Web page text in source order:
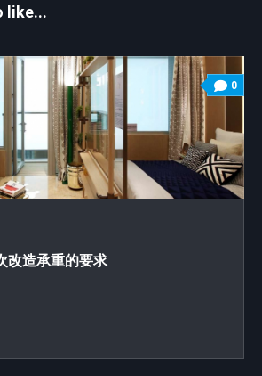
like...
0
改造承重的要求